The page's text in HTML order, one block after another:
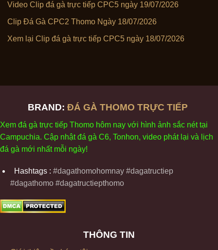
Video Clip đá gà trực tiếp CPC5 ngày 19/07/2026
Clip Đá Gà CPC2 Thomo Ngày 18/07/2026
Xem lại Clip đá gà trực tiếp CPC5 ngày 18/07/2026
BRAND: ĐÁ GÀ THOMO TRỰC TIẾP
Xem đá gà trực tiếp Thomo hôm nay với hình ảnh sắc néttại
Campuchia. Cập nhậtđá gà C6, Tonhon, video phátl ại và ịch
đá gà mới nhất mỗi ngày!
Hashtags : #dagathomohomnay #dagatructiep
#dagathomo #dagatructiepthomo
THÔNG TIN